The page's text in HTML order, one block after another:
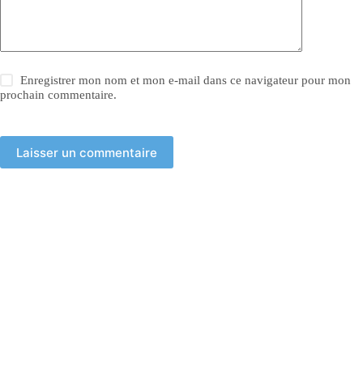
Enregistrer mon nom et mon e-mail dans ce navigateur pour mon
prochain commentaire.
Laisser un commentaire